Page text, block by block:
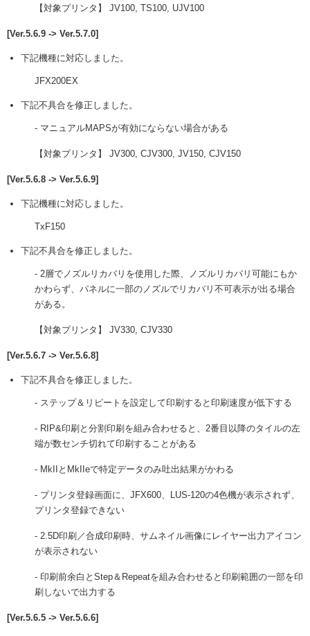
【対象プリンタ】 JV100, TS100, UJV100
[Ver.5.6.9 -> Ver.5.7.0]
下記機種に対応しました。
JFX200EX
下記不具合を修正しました。
- マニュアルMAPSが有効にならない場合がある
【対象プリンタ】 JV300, CJV300, JV150, CJV150
[Ver.5.6.8 -> Ver.5.6.9]
下記機種に対応しました。
TxF150
下記不具合を修正しました。
- 2層でノズルリカバリを使用した際、ノズルリカバリ可能にもか
かわらず、パネルに一部のノズルでリカバリ不可表示が出る場合
がある。
【対象プリンタ】 JV330, CJV330
[Ver.5.6.7 -> Ver.5.6.8]
下記不具合を修正しました。
- ステップ＆リピートを設定して印刷すると印刷速度が低下する
- RIP&印刷と分割印刷を組み合わせると、2番目以降のタイルの左
端が数センチ切れて印刷することがある
- MkIIとMkIIeで特定データのみ吐出結果がかわる
- プリンタ登録画面に、JFX600、LUS-120の4色機が表示されず、
プリンタ登録できない
- 2.5D印刷／合成印刷時、サムネイル画像にレイヤー出力アイコン
が表示されない
- 印刷前余白とStep＆Repeatを組み合わせると印刷範囲の一部を印
刷しないで出力する
[Ver.5.6.5 -> Ver.5.6.6]